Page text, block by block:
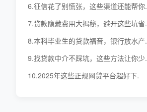
6.征信花了别慌张，这些渠道还能帮你.
7.贷款隐藏费用大揭秘，避开这些坑省.
8.本科毕业生的贷款福音，银行放水产.
9.找贷款中介不踩坑，这些方法让你少.
10.2025年这些正规网贷平台超好下.